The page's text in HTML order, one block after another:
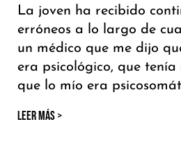
La joven ha recibido
erróneos a lo largo de
un médico que me dijo
era psicológico, que tenía
que lo mío era
LEER MÁS >